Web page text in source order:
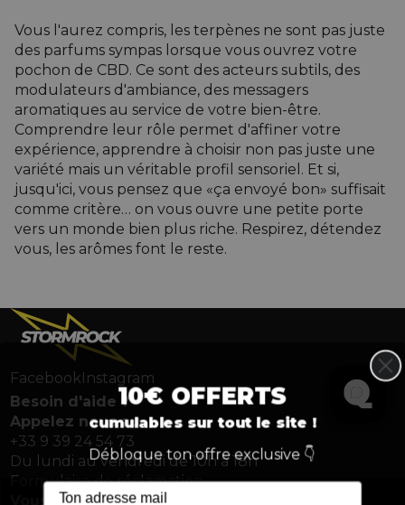
Vous l'aurez compris, les terpènes ne sont pas juste
des parfums sympas lorsque vous ouvrez votre
pochon de CBD. Ce sont des acteurs subtils, des
modulateurs d'ambiance, des messagers
aromatiques au service de votre bien-être.
Comprendre leur rôle permet d'affiner votre
expérience, apprendre à choisir non pas juste une
variété mais un véritable profil sensoriel. Et si,
jusqu'ici, vous pensez que «ça envoyé bon» suffisait
comme critère… on vous ouvre une petite porte
vers un monde bien plus riche. Respirez, détendez
vous, les arômes font le reste.
Facebook Instagram
Besoin d'aide ?
Appelez nous au
+33 9 39 24 54 73
Du lundi au vendredi de 10h à 18h
Formulaire de réclamation
Vous êtes pro ?
10€ OFFERTS
cumulables sur tout le site !
Débloque ton offre exclusive 👇